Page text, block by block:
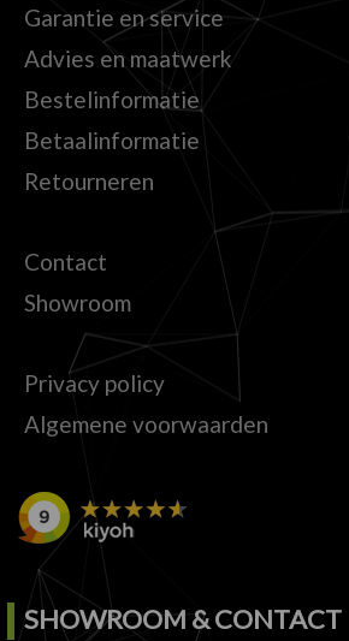
Garantie en service
Advies en maatwerk
Bestelinformatie
Betaalinformatie
Retourneren
Contact
Showroom
Privacy policy
Algemene voorwaarden
SHOWROOM & CONTACT